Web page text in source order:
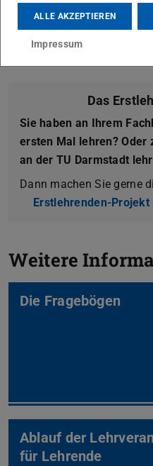
umgehen kann/soll.
Mehr erfahren
Das
Sie haben an Ihrem
ersten Mal lehren? Oder
an der TU Darmstadt
Dann machen Sie gerne
Erstlehrenden-Projekt
Weitere
Die Fragebögen
Ablauf der
für Lehrende
ALLE AKZEPTIEREN
Impressum